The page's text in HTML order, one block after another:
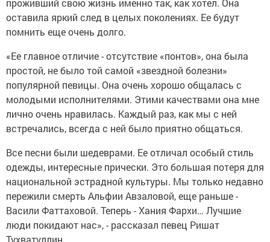
проживший свою жизнь именно так, как хотел. Она
оставила яркий след в целых поколениях. Ее будут
помнить еще очень долго.
«Ее главное отличие - отсутствие «понтов», она была
простой, не было той самой «звездной болезни»
популярной певицы. Она очень хорошо общалась с
молодыми исполнителями. Этими качествами она мне
лично очень нравилась. Каждый раз, как мы с ней
встречались, всегда с ней было приятно общаться.
Все песни были шедеврами. Ее отличал особый стиль
одежды, интересные прически. Это большая потеря для
национальной эстрадной культуры. Мы только недавно
пережили смерть Альфии Авзаловой, еще раньше -
Васили Фаттаховой. Теперь - Хания Фархи… Лучшие
люди покидают нас», - рассказал певец Ришат
Тухватуллин.